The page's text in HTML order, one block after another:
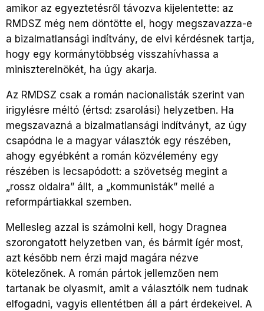
amikor az egyeztetésről távozva kijelentette: az
RMDSZ még nem döntötte el, hogy megszavazza-e
a bizalmatlansági indítvány, de elvi kérdésnek tartja,
hogy egy kormánytöbbség visszahívhassa a
miniszterelnökét, ha úgy akarja.
Az RMDSZ csak a román nacionalisták szerint van
irigylésre méltó (értsd: zsarolási) helyzetben. Ha
megszavazná a bizalmatlansági indítványt, az úgy
csapódna le a magyar választók egy részében,
ahogy egyébként a román közvélemény egy
részében is lecsapódott: a szövetség megint a
„rossz oldalra” állt, a „kommunisták” mellé a
reformpártiakkal szemben.
Mellesleg azzal is számolni kell, hogy Dragnea
szorongatott helyzetben van, és bármit ígér most,
azt később nem érzi majd magára nézve
kötelezőnek. A román pártok jellemzően nem
tartanak be olyasmit, amit a választóik nem tudnak
elfogadni, vagyis ellentétben áll a párt érdekeivel. A